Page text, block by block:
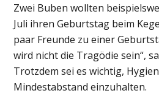
Zwei Buben wollten
Juli ihren Geburtstag beim
paar Freunde zu einer
wird nicht die Tragödie sein“,
Trotzdem sei es wichtig,
Mindestabstand einzuhalten.